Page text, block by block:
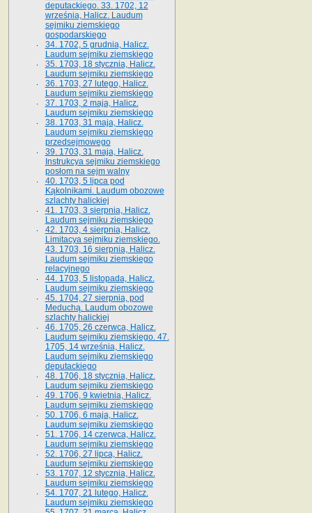
deputackiego. 33. 1702, 12
września, Halicz. Laudum
sejmiku ziemskiego
gospodarskiego
34. 1702, 5 grudnia, Halicz.
Laudum sejmiku ziemskiego
35. 1703, 18 stycznia, Halicz.
Laudum sejmiku ziemskiego
36. 1703, 27 lutego, Halicz.
Laudum sejmiku ziemskiego
37. 1703, 2 maja, Halicz.
Laudum sejmiku ziemskiego
38. 1703, 31 maja, Halicz.
Laudum sejmiku ziemskiego
przedsejmowego
39. 1703, 31 maja, Halicz.
Instrukcya sejmiku ziemskiego
posłom na sejm walny
40. 1703, 5 lipca pod
Kąkolnikami. Laudum obozowe
szlachty halickiej
41­. 1703, 3 sierpnia, Halicz.
Laudum sejmiku ziemskiego
42. 1703, 4 sierpnia, Halicz.
Limitacya sejmiku ziemskiego.
43. 1703, 16 sierpnia, Halicz.
Laudum sejmiku ziemskiego
relacyjnego
44. 1703, 5 listopada, Halicz.
Laudum sejmiku ziemskiego
45. 1704, 27 sierpnia, pod
Meduchą. Laudum obozowe
szlachty halickiej
46. 1705, 26 czerwca, Halicz.
Laudum sejmiku ziemskiego. 47.
1705, 14 września, Halicz.
Laudum sejmiku ziemskiego
deputackiego
48. 1706, 18 stycznia, Halicz.
Laudum sejmiku ziemskiego
49. 1706, 9 kwietnia, Halicz.
Laudum sejmiku ziemskiego
50. 1706, 6 maja, Halicz.
Laudum sejmiku ziemskiego
51. 1706, 14 czerwca, Halicz.
Laudum sejmiku ziemskiego
52. 1706, 27 lipca, Halicz.
Laudum sejmiku ziemskiego
53. 1707, 12 stycznia, Halicz.
Laudum sejmiku ziemskiego
54. 1707, 21 lutego, Halicz.
Laudum sejmiku ziemskiego